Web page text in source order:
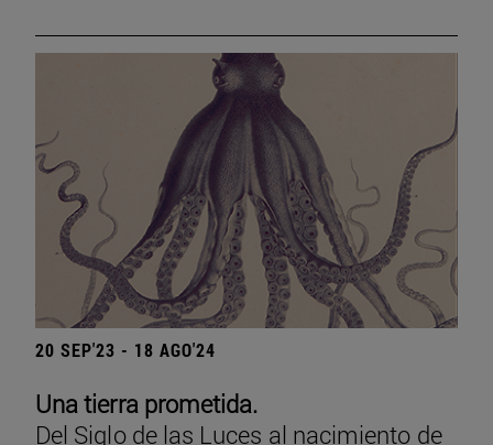
20 SEP'23 - 18 AGO'24
Una tierra prometida.
Del Siglo de las Luces al nacimiento de